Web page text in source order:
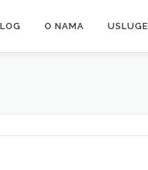
O NAMA USLUGE